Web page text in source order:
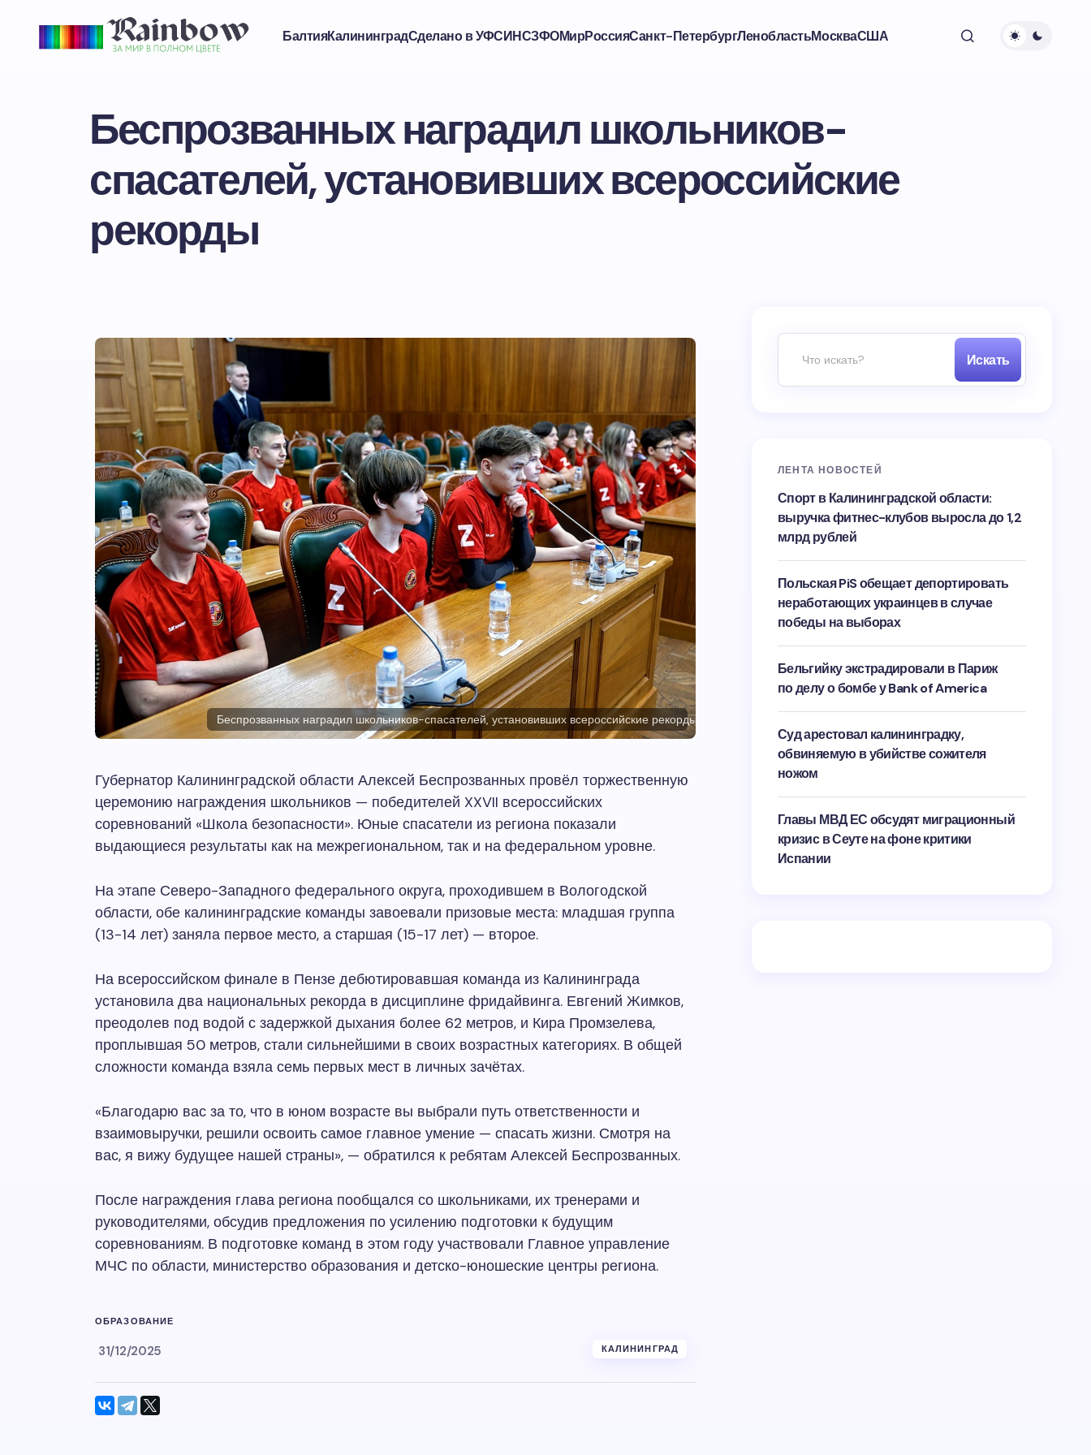
БалтияКалининградСделано в УФСИНСЗФОМирРоссияСанкт-ПетербургЛенобластьМоскваСША
Беспрозванных наградил школьников-
спасателей, установивших всероссийские
рекорды
Беспрозванных наградил школьников-спасателей, установивших всероссийские рекорды
Губернатор Калининградской области Алексей Беспрозванных провёл торжественную
церемонию награждения школьников — победителей XXVII всероссийских
соревнований «Школа безопасности». Юные спасатели из региона показали
выдающиеся результаты как на межрегиональном, так и на федеральном уровне.
На этапе Северо-Западного федерального округа, проходившем в Вологодской
области, обе калининградские команды завоевали призовые места: младшая группа
(13-14 лет) заняла первое место, а старшая (15-17 лет) — второе.
На всероссийском финале в Пензе дебютировавшая команда из Калининграда
установила два национальных рекорда в дисциплине фридайвинга. Евгений Жимков,
преодолев под водой с задержкой дыхания более 62 метров, и Кира Промзелева,
проплывшая 50 метров, стали сильнейшими в своих возрастных категориях. В общей
сложности команда взяла семь первых мест в личных зачётах.
«Благодарю вас за то, что в юном возрасте вы выбрали путь ответственности и
взаимовыручки, решили освоить самое главное умение — спасать жизни. Смотря на
вас, я вижу будущее нашей страны», — обратился к ребятам Алексей Беспрозванных.
После награждения глава региона пообщался со школьниками, их тренерами и
руководителями, обсудив предложения по усилению подготовки к будущим
соревнованиям. В подготовке команд в этом году участвовали Главное управление
МЧС по области, министерство образования и детско-юношеские центры региона.
ОБРАЗОВАНИЕ
31/12/2025 КАЛИНИНГРАД
Искать
ЛЕНТА НОВОСТЕЙ
Спорт в Калининградской области:
выручка фитнес-клубов выросла до 1,2
млрд рублей
Польская PiS обещает депортировать
неработающих украинцев в случае
победы на выборах
Бельгийку экстрадировали в Париж
по делу о бомбе у Bank of America
Суд арестовал калининградку,
обвиняемую в убийстве сожителя
ножом
Главы МВД ЕС обсудят миграционный
кризис в Сеуте на фоне критики
Испании